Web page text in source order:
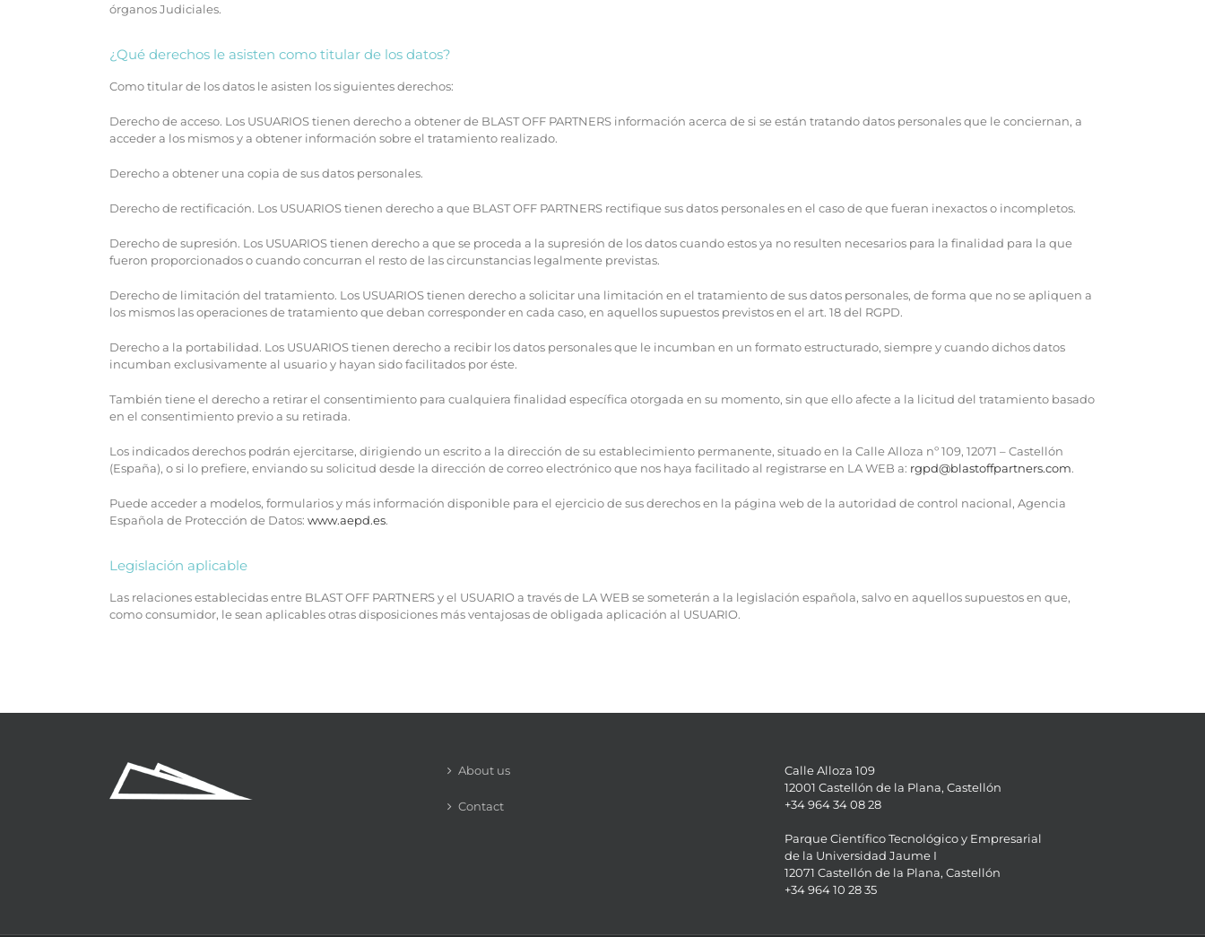
órganos Judiciales.
¿Qué derechos le asisten como titular de los datos?
Como titular de los datos le asisten los siguientes derechos:
Derecho de acceso. Los USUARIOS tienen derecho a obtener de BLAST OFF PARTNERS información acerca de si se están tratando datos personales que le conciernan, a
acceder a los mismos y a obtener información sobre el tratamiento realizado.
Derecho a obtener una copia de sus datos personales.
Derecho de rectificación. Los USUARIOS tienen derecho a que BLAST OFF PARTNERS rectifique sus datos personales en el caso de que fueran inexactos o incompletos.
Derecho de supresión. Los USUARIOS tienen derecho a que se proceda a la supresión de los datos cuando estos ya no resulten necesarios para la finalidad para la que
fueron proporcionados o cuando concurran el resto de las circunstancias legalmente previstas.
Derecho de limitación del tratamiento. Los USUARIOS tienen derecho a solicitar una limitación en el tratamiento de sus datos personales, de forma que no se apliquen a
los mismos las operaciones de tratamiento que deban corresponder en cada caso, en aquellos supuestos previstos en el art. 18 del RGPD.
Derecho a la portabilidad. Los USUARIOS tienen derecho a recibir los datos personales que le incumban en un formato estructurado, siempre y cuando dichos datos
incumban exclusivamente al usuario y hayan sido facilitados por éste.
También tiene el derecho a retirar el consentimiento para cualquiera finalidad específica otorgada en su momento, sin que ello afecte a la licitud del tratamiento basado
en el consentimiento previo a su retirada.
Los indicados derechos podrán ejercitarse, dirigiendo un escrito a la dirección de su establecimiento permanente, situado en la Calle Alloza nº 109, 12071 – Castellón
(España), o si lo prefiere, enviando su solicitud desde la dirección de correo electrónico que nos haya facilitado al registrarse en LA WEB a: rgpd@blastoffpartners.com.
Puede acceder a modelos, formularios y más información disponible para el ejercicio de sus derechos en la página web de la autoridad de control nacional, Agencia
Española de Protección de Datos: www.aepd.es.
Legislación aplicable
Las relaciones establecidas entre BLAST OFF PARTNERS y el USUARIO a través de LA WEB se someterán a la legislación española, salvo en aquellos supuestos en que,
como consumidor, le sean aplicables otras disposiciones más ventajosas de obligada aplicación al USUARIO.
About us
Contact
Calle Alloza 109
12001 Castellón de la Plana, Castellón
+34 964 34 08 28
Parque Científico Tecnológico y Empresarial
de la Universidad Jaume I
12071 Castellón de la Plana, Castellón
+34 964 10 28 35